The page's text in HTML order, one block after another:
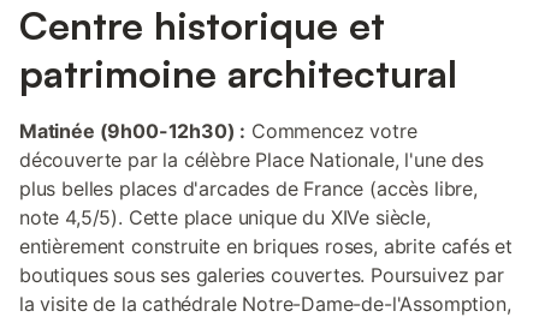
Centre historique et
patrimoine architectural
Matinée (9h00-12h30) : Commencez votre
découverte par la célèbre Place Nationale, l'une des
plus belles places d'arcades de France (accès libre,
note 4,5/5). Cette place unique du XIVe siècle,
entièrement construite en briques roses, abrite cafés et
boutiques sous ses galeries couvertes. Poursuivez par
la visite de la cathédrale Notre-Dame-de-l'Assomption,